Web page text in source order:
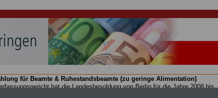
für Beamte & Ruhestandsbeamte (zu geringe Alimentation)
hat die Landesbesoldung von Berlin für die Jahre 2008 bis